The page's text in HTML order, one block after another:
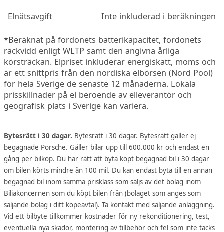
Elnätsavgift
Inte inkluderad i beräkningen
*Beräknat på fordonets batterikapacitet, fordonets
räckvidd enligt WLTP samt den angivna årliga
körsträckan. Elpriset inkluderar energiskatt, moms och
är ett snittpris från den nordiska elbörsen (Nord Pool)
för hela Sverige de senaste 12 månaderna. Lokala
prisskillnader på el beroende av elleverantör och
geografisk plats i Sverige kan variera.
Bytesrätt i 30 dagar. Bytesrätt i 30 dagar. Bytesrätt gäller ej
begagnade Porsche. Gäller bilar upp till 600.000 kr och endast en
gång per bilköp. Du har rätt att byta köpt begagnad bil i 30 dagar
om bilen körts mindre än 100 mil. Du kan endast byta till en annan
begagnad bil inom samma prisklass som säljs av det bolag inom
Biliakoncernen som du köpt bilen från (bolaget som anges som
säljande bolag i ditt köpeavtal). Ta kontakt med säljande anläggning.
Vid ett bilbyte tillkommer kostnader för ny rekonditionering, test,
eventuella nya skador, montering av tillbehör och fel som inte täcks